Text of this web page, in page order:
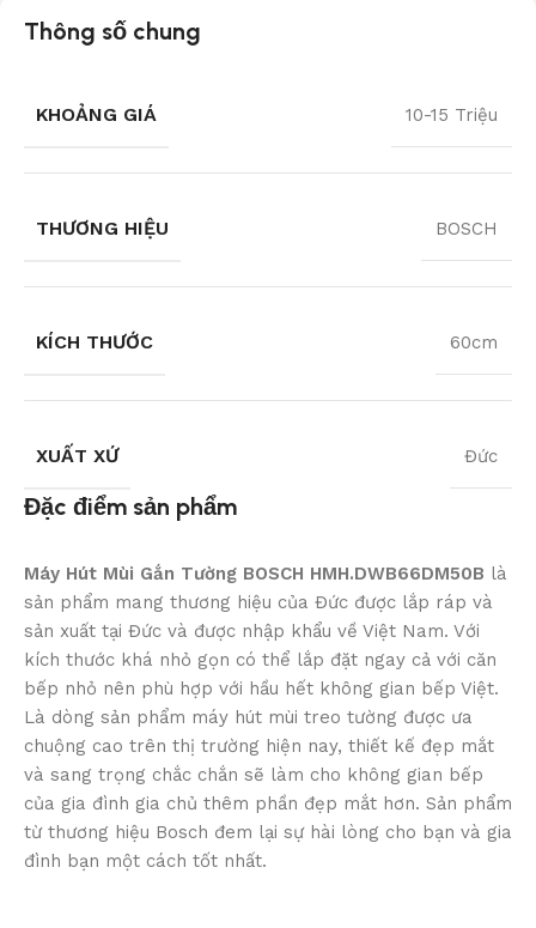
Thông số chung
KHOẢNG GIÁ 10-15 Triệu
THƯƠNG HIỆU BOSCH
KÍCH THƯỚC 60cm
XUẤT XỨ Đức
Đặc điểm sản phẩm
Máy Hút Mùi Gắn Tường BOSCH HMH.DWB66DM50B là
sản phẩm mang thương hiệu của Đức được lắp ráp và
sản xuất tại Đức và được nhập khẩu về Việt Nam. Với
kích thước khá nhỏ gọn có thể lắp đặt ngay cả với căn
bếp nhỏ nên phù hợp với hầu hết không gian bếp Việt.
Là dòng sản phẩm máy hút mùi treo tường được ưa
chuộng cao trên thị trường hiện nay, thiết kế đẹp mắt
và sang trọng chắc chắn sẽ làm cho không gian bếp
của gia đình gia chủ thêm phần đẹp mắt hơn. Sản phẩm
từ thương hiệu Bosch đem lại sự hài lòng cho bạn và gia
đình bạn một cách tốt nhất.